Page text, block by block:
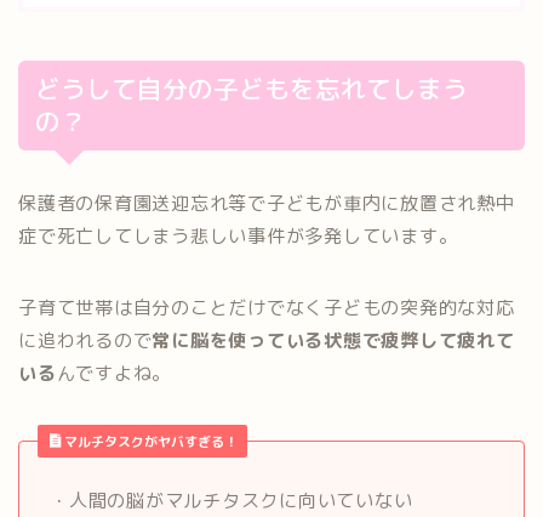
どうして自分の子どもを忘れてしまう
の？
保護者の保育園送迎忘れ等で子どもが車内に放置され熱中
症で死亡してしまう悲しい事件が多発しています。
子育て世帯は自分のことだけでなく子どもの突発的な対応
に追われるので常に脳を使っている状態で疲弊して疲れて
いるんですよね。
マルチタスクがヤバすぎる！
・人間の脳がマルチタスクに向いていない